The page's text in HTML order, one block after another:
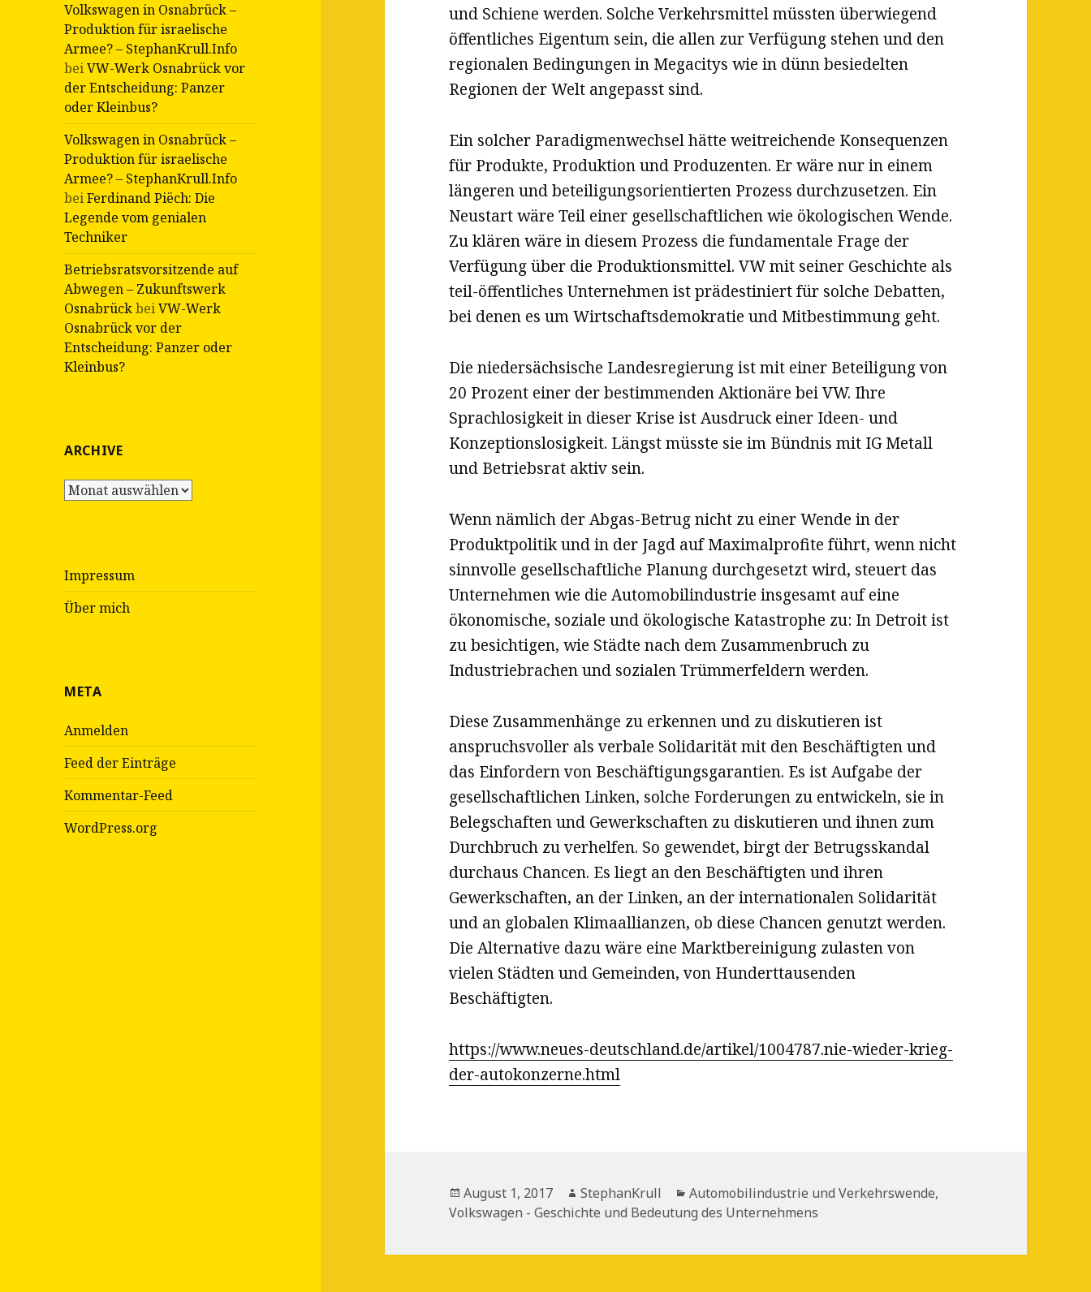
Volkswagen in Osnabrück –
Produktion für israelische
Armee? – StephanKrull.Info
beiVW-Werk Osnabrück vor
der Entscheidung: Panzer
oder Kleinbus?
Volkswagen in Osnabrück –
Produktion für israelische
Armee? – StephanKrull.Info
beiFerdinand Piëch: Die
Legende vom genialen
Techniker
Betriebsratsvorsitzende auf
Abwegen – Zukunftswerk
OsnabrückbeiVW-Werk
Osnabrück vor der
Entscheidung: Panzer oder
Kleinbus?
ARCHIVE
Archive
Impressum
Über mich
META
Anmelden
Feed der Einträge
Kommentar-Feed
WordPress.org
und Schiene werden. Solche Verkehrsmittel müssten überwiegend
öffentliches Eigentum sein, die allen zur Verfügung stehen und den
regionalen Bedingungen in Megacitys wie in dünn besiedelten
Regionen der Welt angepasst sind.
Ein solcher Paradigmenwechsel hätte weitreichende Konsequenzen
für Produkte, Produktion und Produzenten. Er wäre nur in einem
längeren und beteiligungsorientierten Prozess durchzusetzen. Ein
Neustart wäre Teil einer gesellschaftlichen wie ökologischen Wende.
Zu klären wäre in diesem Prozess die fundamentale Frage der
Verfügung über die Produktionsmittel. VW mit seiner Geschichte als
teil-öffentliches Unternehmen ist prädestiniert für solche Debatten,
bei denen es um Wirtschaftsdemokratie und Mitbestimmung geht.
Die niedersächsische Landesregierung ist mit einer Beteiligung von
20 Prozent einer der bestimmenden Aktionäre bei VW. Ihre
Sprachlosigkeit in dieser Krise ist Ausdruck einer Ideen- und
Konzeptionslosigkeit. Längst müsste sie im Bündnis mit IG Metall
und Betriebsrat aktiv sein.
Wenn nämlich der Abgas-Betrug nicht zu einer Wende in der
Produktpolitik und in der Jagd auf Maximalprofite führt, wenn nicht
sinnvolle gesellschaftliche Planung durchgesetzt wird, steuert das
Unternehmen wie die Automobilindustrie insgesamt auf eine
ökonomische, soziale und ökologische Katastrophe zu: In Detroit ist
zu besichtigen, wie Städte nach dem Zusammenbruch zu
Industriebrachen und sozialen Trümmerfeldern werden.
Diese Zusammenhänge zu erkennen und zu diskutieren ist
anspruchsvoller als verbale Solidarität mit den Beschäftigten und
das Einfordern von Beschäftigungsgarantien. Es ist Aufgabe der
gesellschaftlichen Linken, solche Forderungen zu entwickeln, sie in
Belegschaften und Gewerkschaften zu diskutieren und ihnen zum
Durchbruch zu verhelfen. So gewendet, birgt der Betrugsskandal
durchaus Chancen. Es liegt an den Beschäftigten und ihren
Gewerkschaften, an der Linken, an der internationalen Solidarität
und an globalen Klimaallianzen, ob diese Chancen genutzt werden.
Die Alternative dazu wäre eine Marktbereinigung zulasten von
vielen Städten und Gemeinden, von Hunderttausenden
Beschäftigten.
https://www.neues-deutschland.de/artikel/1004787.nie-wieder-krieg-
der-autokonzerne.html
Veröffentlicht
am
August 1, 2017 Autor
StephanKrull Kategorien
Automobilindustrie und Verkehrswende,
Volkswagen - Geschichte und Bedeutung des Unternehmens